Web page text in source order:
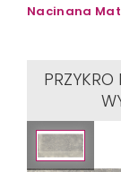
Nacinana Mat
PRZYKRO